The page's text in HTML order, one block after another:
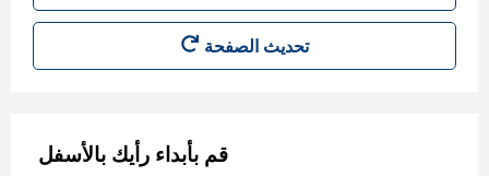
تحديث الصفحة
قم بأبداء رأيك بالأسفل